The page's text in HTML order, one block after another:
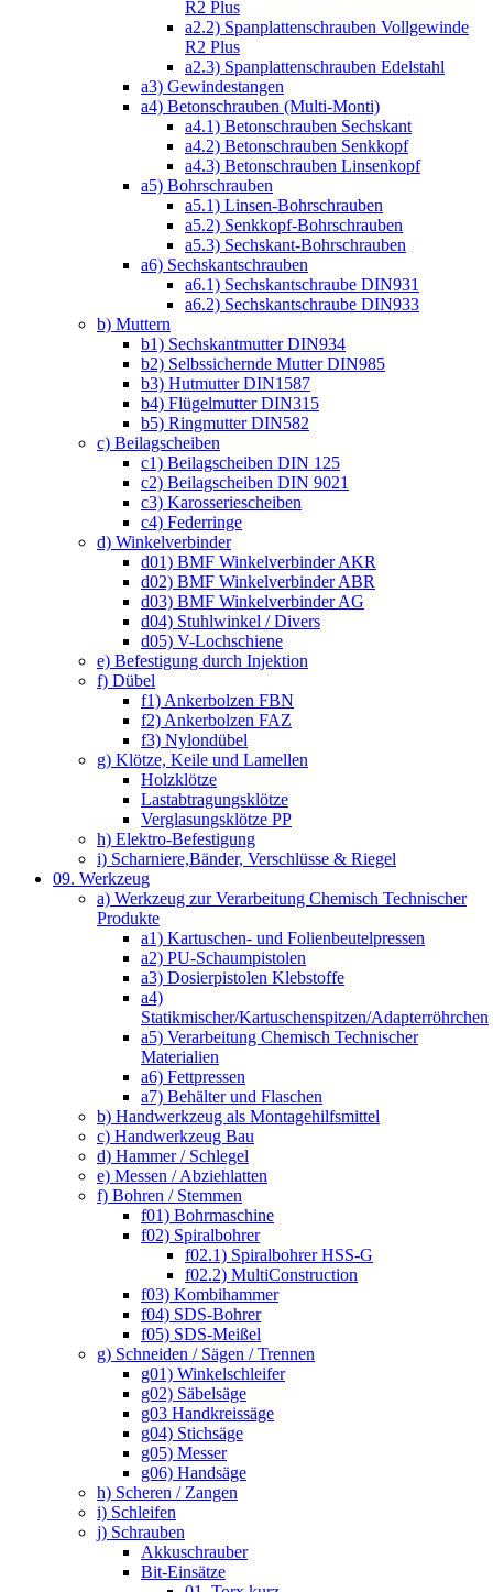
R2 Plus
a2.2) Spanplattenschrauben Vollgewinde
R2 Plus
a2.3) Spanplattenschrauben Edelstahl
a3) Gewindestangen
a4) Betonschrauben (Multi-Monti)
a4.1) Betonschrauben Sechskant
a4.2) Betonschrauben Senkkopf
a4.3) Betonschrauben Linsenkopf
a5) Bohrschrauben
a5.1) Linsen-Bohrschrauben
a5.2) Senkkopf-Bohrschrauben
a5.3) Sechskant-Bohrschrauben
a6) Sechskantschrauben
a6.1) Sechskantschraube DIN931
a6.2) Sechskantschraube DIN933
b) Muttern
b1) Sechskantmutter DIN934
b2) Selbssichernde Mutter DIN985
b3) Hutmutter DIN1587
b4) Flügelmutter DIN315
b5) Ringmutter DIN582
c) Beilagscheiben
c1) Beilagscheiben DIN 125
c2) Beilagscheiben DIN 9021
c3) Karosseriescheiben
c4) Federringe
d) Winkelverbinder
d01) BMF Winkelverbinder AKR
d02) BMF Winkelverbinder ABR
d03) BMF Winkelverbinder AG
d04) Stuhlwinkel / Divers
d05) V-Lochschiene
e) Befestigung durch Injektion
f) Dübel
f1) Ankerbolzen FBN
f2) Ankerbolzen FAZ
f3) Nylondübel
g) Klötze, Keile und Lamellen
Holzklötze
Lastabtragungsklötze
Verglasungsklötze PP
h) Elektro-Befestigung
i) Scharniere,Bänder, Verschlüsse & Riegel
09. Werkzeug
a) Werkzeug zur Verarbeitung Chemisch Technischer
Produkte
a1) Kartuschen- und Folienbeutelpressen
a2) PU-Schaumpistolen
a3) Dosierpistolen Klebstoffe
a4)
Statikmischer/Kartuschenspitzen/Adapterröhrchen
a5) Verarbeitung Chemisch Technischer
Materialien
a6) Fettpressen
a7) Behälter und Flaschen
b) Handwerkzeug als Montagehilfsmittel
c) Handwerkzeug Bau
d) Hammer / Schlegel
e) Messen / Abziehlatten
f) Bohren / Stemmen
f01) Bohrmaschine
f02) Spiralbohrer
f02.1) Spiralbohrer HSS-G
f02.2) MultiConstruction
f03) Kombihammer
f04) SDS-Bohrer
f05) SDS-Meißel
g) Schneiden / Sägen / Trennen
g01) Winkelschleifer
g02) Säbelsäge
g03 Handkreissäge
g04) Stichsäge
g05) Messer
g06) Handsäge
h) Scheren / Zangen
i) Schleifen
j) Schrauben
Akkuschrauber
Bit-Einsätze